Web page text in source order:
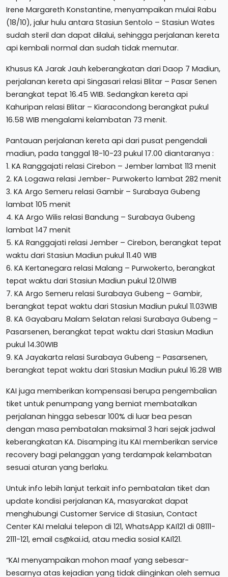
Irene Margareth Konstantine, menyampaikan mulai Rabu
(18/10), jalur hulu antara Stasiun Sentolo – Stasiun Wates
sudah steril dan dapat dilalui, sehingga perjalanan kereta
api kembali normal dan sudah tidak memutar.
Khusus KA Jarak Jauh keberangkatan dari Daop 7 Madiun,
perjalanan kereta api Singasari relasi Blitar – Pasar Senen
berangkat tepat 16.45 WIB. Sedangkan kereta api
Kahuripan relasi Blitar – Kiaracondong berangkat pukul
16.58 WIB mengalami kelambatan 73 menit.
Pantauan perjalanan kereta api dari pusat pengendali
madiun, pada tanggal 18-10-23 pukul 17.00 diantaranya :
1. KA Ranggajati relasi Cirebon – Jember lambat 113 menit
2. KA Logawa relasi Jember- Purwokerto lambat 282 menit
3. KA Argo Semeru relasi Gambir – Surabaya Gubeng
lambat 105 menit
4. KA Argo Wilis relasi Bandung – Surabaya Gubeng
lambat 147 menit
5. KA Ranggajati relasi Jember – Cirebon, berangkat tepat
waktu dari Stasiun Madiun pukul 11.40 WIB
6. KA Kertanegara relasi Malang – Purwokerto, berangkat
tepat waktu dari Stasiun Madiun pukul 12.01WIB
7. KA Argo Semeru relasi Surabaya Gubeng – Gambir,
berangkat tepat waktu dari Stasiun Madiun pukul 11.03WIB
8. KA Gayabaru Malam Selatan relasi Surabaya Gubeng –
Pasarsenen, berangkat tepat waktu dari Stasiun Madiun
pukul 14.30WIB
9. KA Jayakarta relasi Surabaya Gubeng – Pasarsenen,
berangkat tepat waktu dari Stasiun Madiun pukul 16.28 WIB
KAI juga memberikan kompensasi berupa pengembalian
tiket untuk penumpang yang berniat membatalkan
perjalanan hingga sebesar 100% di luar bea pesan
dengan masa pembatalan maksimal 3 hari sejak jadwal
keberangkatan KA. Disamping itu KAI memberikan service
recovery bagi pelanggan yang terdampak kelambatan
sesuai aturan yang berlaku.
Untuk info lebih lanjut terkait info pembatalan tiket dan
update kondisi perjalanan KA, masyarakat dapat
menghubungi Customer Service di Stasiun, Contact
Center KAI melalui telepon di 121, WhatsApp KAI121 di 08111-
2111-121, email cs@kai.id, atau media sosial KAI121.
“KAI menyampaikan mohon maaf yang sebesar-
besarnya atas kejadian yang tidak diinginkan oleh semua